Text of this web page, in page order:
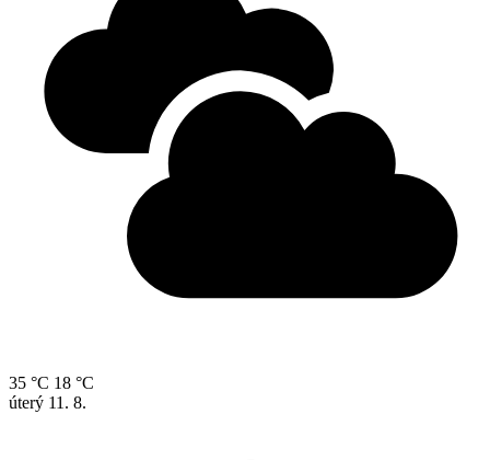
35 °C 18 °C
úterý 11. 8.